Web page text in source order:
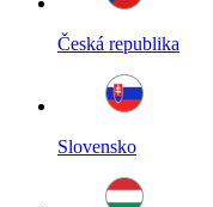
Česká republika
Slovensko